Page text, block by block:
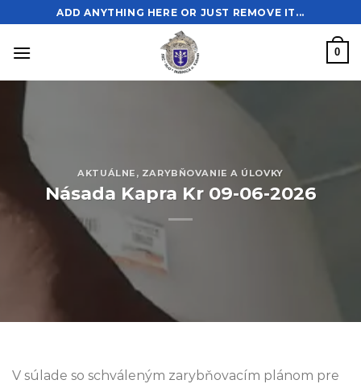
to
content
ADD ANYTHING HERE OR JUST REMOVE IT...
0
AKTUÁLNE , ZARYBŇOVANIE A ÚLOVKY
Násada Kapra Kr 09-06-2026
V súlade so schváleným zarybňovacím plánom pre